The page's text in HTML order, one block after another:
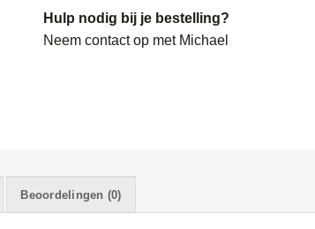
Hulp nodig bij je bestelling?
Neem contact op met Michael
Beoordelingen (0)